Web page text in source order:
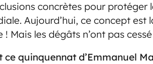
concrètes pour
Aujourd’hui, ce concept
Mais les dégâts n’ont pas
quinquennat d’Emmanuel